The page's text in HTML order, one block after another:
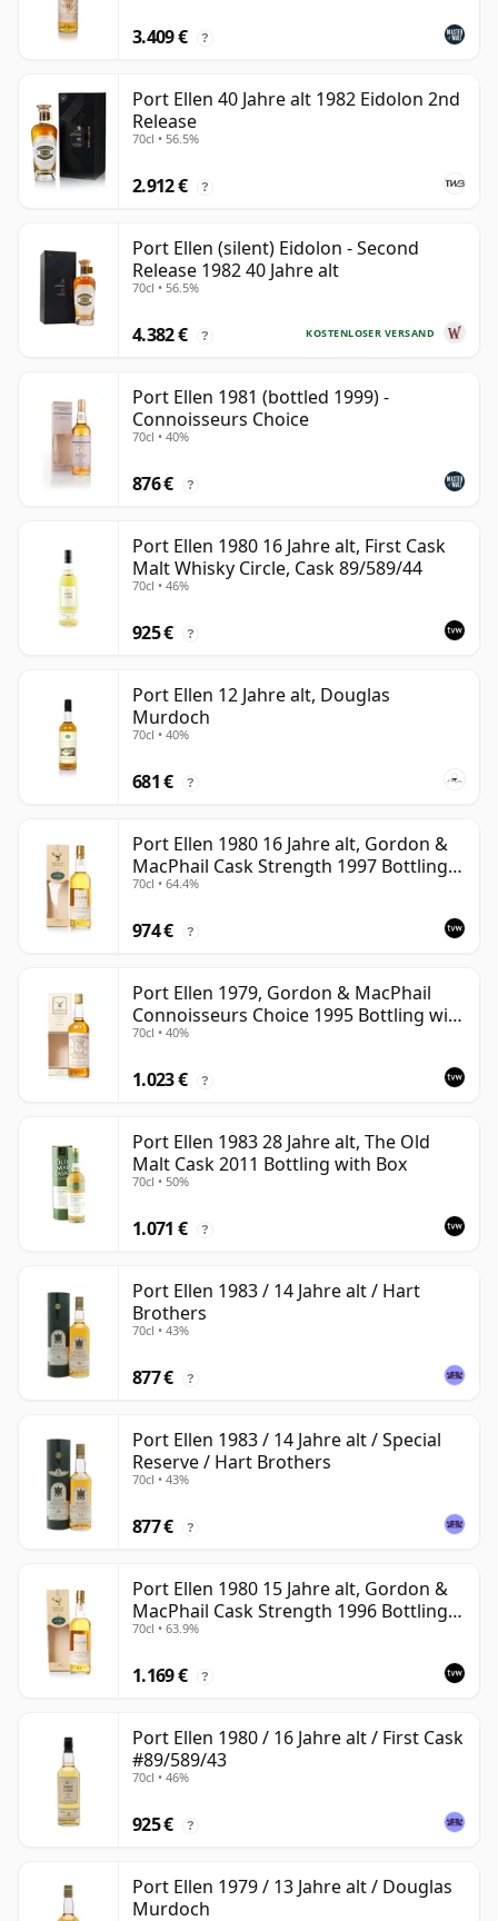
3.409 € ?
Port Ellen 40 Jahre alt 1982 Eidolon 2nd
Release
70cl • 56.5%
2.912 € ?
Port Ellen (silent) Eidolon - Second
Release 1982 40 Jahre alt
70cl • 56.5%
KOSTENLOSER VERSAND
4.382 € ?
Port Ellen 1981 (bottled 1999) -
Connoisseurs Choice
70cl • 40%
876 € ?
Port Ellen 1980 16 Jahre alt, First Cask
Malt Whisky Circle, Cask 89/589/44
70cl • 46%
925 € ?
Port Ellen 12 Jahre alt, Douglas
Murdoch
70cl • 40%
681 € ?
Port Ellen 1980 16 Jahre alt, Gordon &
MacPhail Cask Strength 1997 Bottling
with Box
70cl • 64.4%
974 € ?
Port Ellen 1979, Gordon & MacPhail
Connoisseurs Choice 1995 Bottling with
Box
70cl • 40%
1.023 € ?
Port Ellen 1983 28 Jahre alt, The Old
Malt Cask 2011 Bottling with Box
70cl • 50%
1.071 € ?
Port Ellen 1983 / 14 Jahre alt / Hart
Brothers
70cl • 43%
877 € ?
Port Ellen 1983 / 14 Jahre alt / Special
Reserve / Hart Brothers
70cl • 43%
877 € ?
Port Ellen 1980 15 Jahre alt, Gordon &
MacPhail Cask Strength 1996 Bottling
with Box
70cl • 63.9%
1.169 € ?
Port Ellen 1980 / 16 Jahre alt / First Cask
#89/589/43
70cl • 46%
925 € ?
Port Ellen 1979 / 13 Jahre alt / Douglas
Murdoch